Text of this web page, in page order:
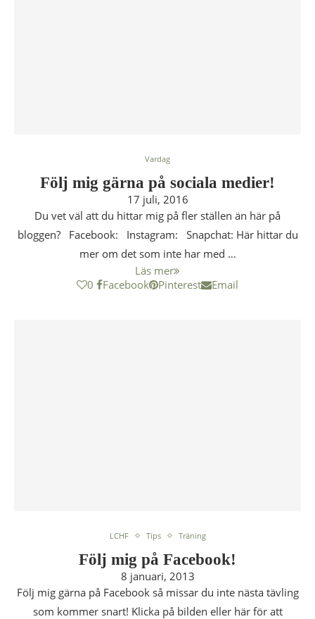
Vardag
Följ mig gärna på sociala medier!
17 juli, 2016
Du vet väl att du hittar mig på fler ställen än här på
bloggen? Facebook: Instagram: Snapchat: Här hittar du
mer om det som inte har med …
Läs mer
0
Facebook Pinterest Email
LCHF Tips Träning
Följ mig på Facebook!
8 januari, 2013
Följ mig gärna på Facebook så missar du inte nästa tävling
som kommer snart! Klicka på bilden eller här för att